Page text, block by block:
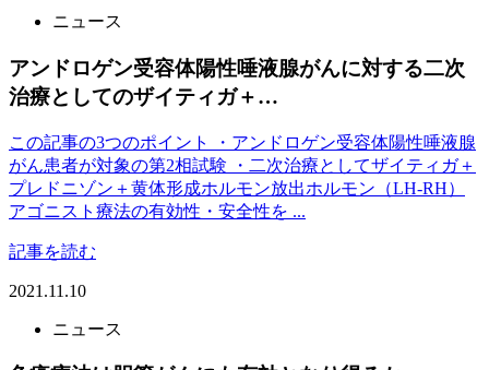
ニュース
アンドロゲン受容体陽性唾液腺がんに対する二次
治療としてのザイティガ＋…
この記事の3つのポイント ・アンドロゲン受容体陽性唾液腺
がん患者が対象の第2相試験 ・二次治療としてザイティガ＋
プレドニゾン＋黄体形成ホルモン放出ホルモン（LH-RH）
アゴニスト療法の有効性・安全性を ...
記事を読む
2021.11.10
ニュース